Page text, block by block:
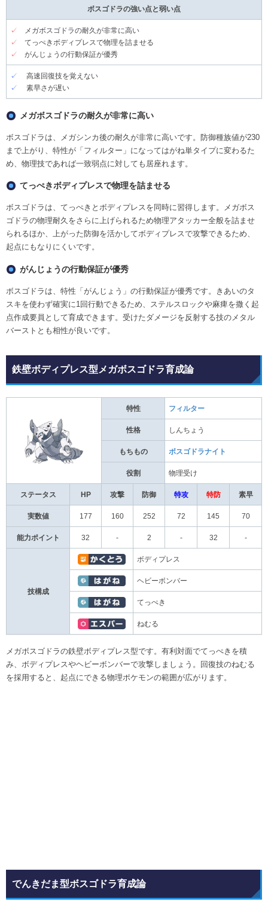
ボスゴドラの強い点と弱い点
✓
メガボスゴドラの耐久が非常に高い
✓ てっぺきボディプレスで物理を詰ませる
✓ がんじょうの行動保証が優秀
✓ 高速回復技を覚えない
✓ 素早さが遅い
メガボスゴドラの耐久が非常に高い
ボスゴドラは、メガシンカ後の耐久が非常に高いです。防御種族値が230
まで上がり、特性が「フィルター」になってはがね単タイプに変わるた
め、物理技であれば一致弱点に対しても居座れます。
てっぺきボディプレスで物理を詰ませる
ボスゴドラは、てっぺきとボディプレスを同時に習得します。メガボス
ゴドラの物理耐久をさらに上げられるため物理アタッカー全般を詰ませ
られるほか、上がった防御を活かしてボディプレスで攻撃できるため、
起点にもなりにくいです。
がんじょうの行動保証が優秀
ボスゴドラは、特性「がんじょう」の行動保証が優秀です。きあいのタ
スキを使わず確実に1回行動できるため、ステルスロックや麻痺を撒く起
点作成要員として育成できます。受けたダメージを反射する技のメタル
バーストとも相性が良いです。
鉄壁ボディプレス型メガボスゴドラ育成論
特性 フィルター
性格 しんちょう
もちもの ボスゴドラナイト
役割 物理受け
ステータス HP 攻撃 防御 特攻 特防 素早
実数値 177 160 252 72 145 70
能力ポイント 32 - 2 - 32 -
技構成
ボディプレス
ヘビーボンバー
てっぺき
ねむる
メガボスゴドラの鉄壁ボディプレス型です。有利対面でてっぺきを積
み、ボディプレスやヘビーボンバーで攻撃しましょう。回復技のねむる
を採用すると、起点にできる物理ポケモンの範囲が広がります。
でんきだま型ボスゴドラ育成論